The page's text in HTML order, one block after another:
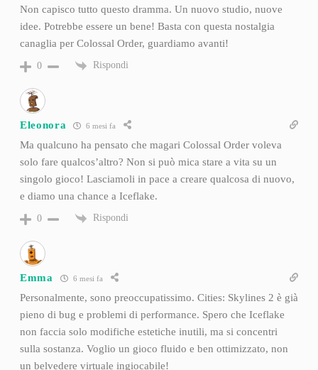
Non capisco tutto questo dramma. Un nuovo studio, nuove
idee. Potrebbe essere un bene! Basta con questa nostalgia
canaglia per Colossal Order, guardiamo avanti!
0 Rispondi
Eleonora 6 mesi fa
Ma qualcuno ha pensato che magari Colossal Order voleva
solo fare qualcos’altro? Non si può mica stare a vita su un
singolo gioco! Lasciamoli in pace a creare qualcosa di nuovo,
e diamo una chance a Iceflake.
0 Rispondi
Emma 6 mesi fa
Personalmente, sono preoccupatissimo. Cities: Skylines 2 è già
pieno di bug e problemi di performance. Spero che Iceflake
non faccia solo modifiche estetiche inutili, ma si concentri
sulla sostanza. Voglio un gioco fluido e ben ottimizzato, non
un belvedere virtuale ingiocabile!